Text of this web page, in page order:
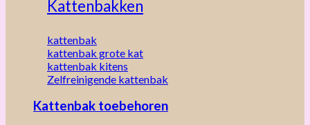
Kattenbakken
kattenbak
kattenbak grote kat
kattenbak kitens
Zelfreinigende kattenbak
Kattenbak toebehoren